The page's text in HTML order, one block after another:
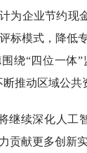
为企业节约现
标模式，降低
绕“四位一体
断推动区域公共
继续深化人工
贡献更多创新实